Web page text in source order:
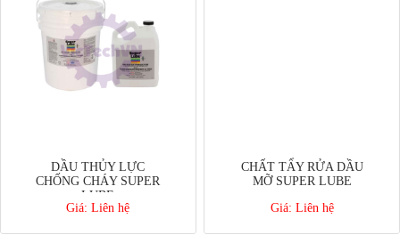
DẦU THỦY LỰC
CHỐNG CHÁY SUPER
LUBE
Giá: Liên hệ
CHẤT TẨY RỬA DẦU
MỠ SUPER LUBE
Giá: Liên hệ